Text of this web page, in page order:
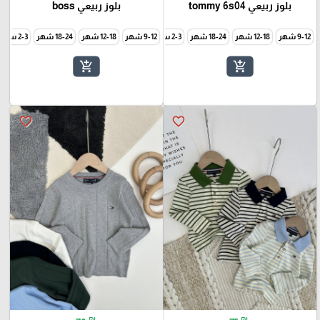
بلوز ربيعي tommy 6s04
9-12 شهر 12-18 شهر 18-24 شهر 2-3 سنة 3-4 سنة 5-6 سنة 7-8 سنة 9-10 سنة
add_shopping_cart
بلوز ربيعي boss
9-12 شهر 12-18 شهر 18-24 شهر 2-3 سنة
add_shopping_cart
favorite_border
favorite_border